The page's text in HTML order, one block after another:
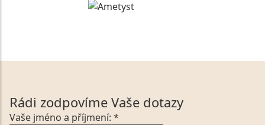
Rádi zodpovíme Vaše dotazy
Vaše jméno a příjmení: *